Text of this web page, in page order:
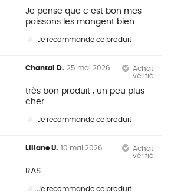
Je pense que c est bon mes
poissons les mangent bien
Je recommande ce produit
Chantal D. 25 mai 2026
Achat
vérifié
très bon produit , un peu plus
cher .
Je recommande ce produit
Liliane U. 10 mai 2026
Achat
vérifié
RAS
Je recommande ce produit